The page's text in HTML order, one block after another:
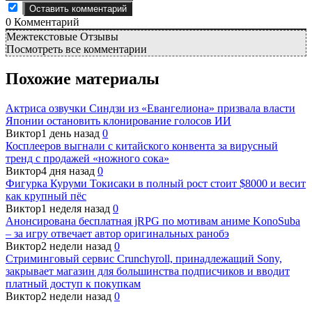
0 Комментарий
Межтекстовые Отзывы
Посмотреть все комментарии
Похожие материалы
Актриса озвучки Синдзи из «Евангелиона» призвала власти
Японии остановить клонирование голосов ИИ
Виктор1 день назад 0
Косплееров выгнали с китайского конвента за вирусный
тренд с продажей «ножного сока»
Виктор4 дня назад 0
Фигурка Куруми Токисаки в полный рост стоит $8000 и весит
как крупный пёс
Виктор1 неделя назад 0
Анонсирована бесплатная jRPG по мотивам аниме KonoSuba
– за игру отвечает автор оригинальных ранобэ
Виктор2 недели назад 0
Стриминговый сервис Crunchyroll, принадлежащий Sony,
закрывает магазин для большинства подписчиков и вводит
платный доступ к покупкам
Виктор2 недели назад 0